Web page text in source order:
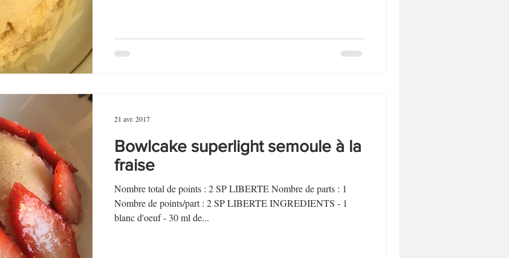
Bowlcake superlight semoule à la
fraise
Nombre total de points : 2 SP LIBERTE Nombre de parts : 1
Nombre de points/part : 2 SP LIBERTE INGREDIENTS - 1
blanc d'oeuf - 30 ml de...
21 avr. 2017